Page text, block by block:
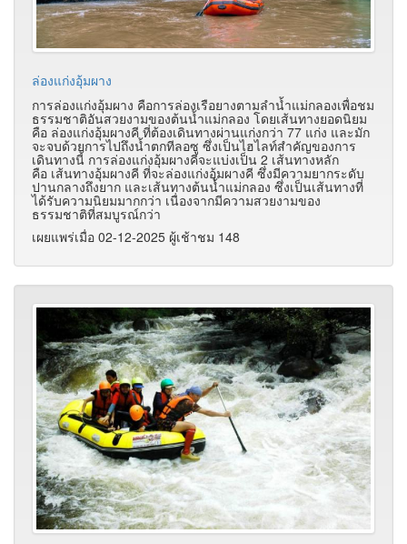
ล่องแก่งอุ้มผาง
การล่องแก่งอุ้มผาง คือการล่องเรือยางตามลำน้ำแม่กลองเพื่อชม
ธรรมชาติอันสวยงามของต้นน้ำแม่กลอง โดยเส้นทางยอดนิยม
คือ ล่องแก่งอุ้มผางคี ที่ต้องเดินทางผ่านแก่งกว่า 77 แก่ง และมัก
จะจบด้วยการไปถึงน้ำตกทีลอซู ซึ่งเป็นไฮไลท์สำคัญของการ
เดินทางนี้ การล่องแก่งอุ้มผางคีจะแบ่งเป็น 2 เส้นทางหลัก
คือ เส้นทางอุ้มผางคี ที่จะล่องแก่งอุ้มผางคี ซึ่งมีความยากระดับ
ปานกลางถึงยาก และเส้นทางต้นน้ำแม่กลอง ซึ่งเป็นเส้นทางที่
ได้รับความนิยมมากกว่า เนื่องจากมีความสวยงามของ
ธรรมชาติที่สมบูรณ์กว่า
เผยแพร่เมื่อ 02-12-2025 ผู้เช้าชม 148